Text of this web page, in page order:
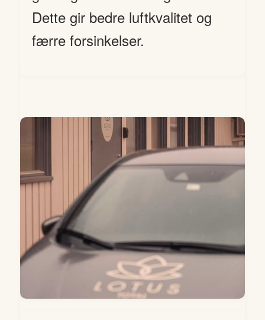
Dette gir bedre luftkvalitet og
færre forsinkelser.